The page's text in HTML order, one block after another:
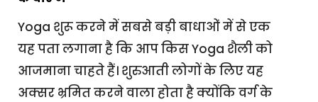
Yoga शुरू करने में सबसे बड़ी बाधाओं में से एक
यह पता लगाना है कि आप किस Yoga शैली को
आजमाना चाहते हैं। शुरुआती लोगों के लिए यह
अक्सर भ्रमित करने वाला होता है क्योंकि वर्ग के